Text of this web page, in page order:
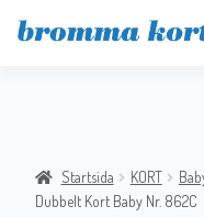
Startsida KORT
Dubbelt Kort Baby Nr. 862C